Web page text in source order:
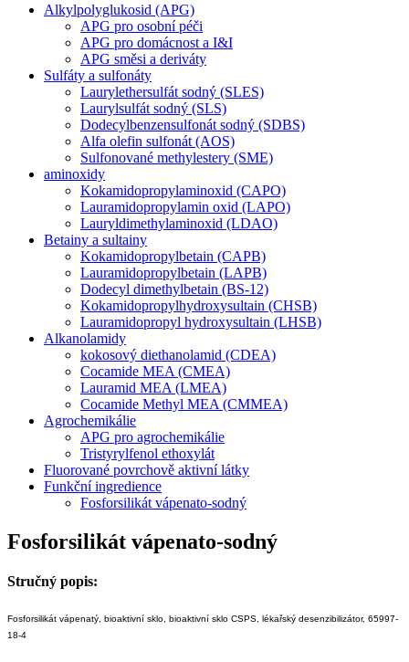
Alkylpolyglukosid (APG)
APG pro osobní péči
APG pro domácnost a I&I
APG směsi a deriváty
Sulfáty a sulfonáty
Laurylethersulfát sodný (SLES)
Laurylsulfát sodný (SLS)
Dodecylbenzensulfonát sodný (SDBS)
Alfa olefin sulfonát (AOS)
Sulfonované methylestery (SME)
aminoxidy
Kokamidopropylaminoxid (CAPO)
Lauramidopropylamin oxid (LAPO)
Lauryldimethylaminoxid (LDAO)
Betainy a sultainy
Kokamidopropylbetain (CAPB)
Lauramidopropylbetain (LAPB)
Dodecyl dimethylbetain (BS-12)
Kokamidopropylhydroxysultain (CHSB)
Lauramidopropyl hydroxysultain (LHSB)
Alkanolamidy
kokosový diethanolamid (CDEA)
Cocamide MEA (CMEA)
Lauramid MEA (LMEA)
Cocamide Methyl MEA (CMMEA)
Agrochemikálie
APG pro agrochemikálie
Tristyrylfenol ethoxylát
Fluorované povrchově aktivní látky
Funkční ingredience
Fosforsilikát vápenato-sodný
Fosforsilikát vápenato-sodný
Stručný popis:
Fosforsilikát vápenatý, bioaktivní sklo, bioaktivní sklo CSPS, lékařský desenzibilizátor, 65997-
18-4